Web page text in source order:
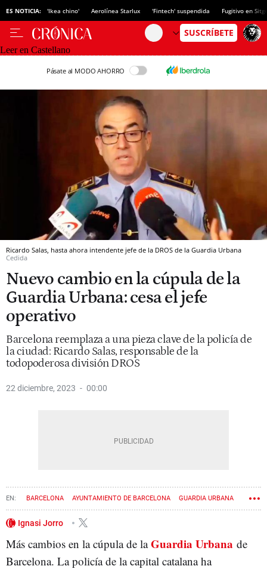
ES NOTICIA: 'Ikea chino' Aerolínea Starlux 'Fintech' suspendida Fugitivo en
Leer en Castellano
Pásate al MODO AHORRO
Ricardo Salas, hasta ahora intendente jefe de la DROS de la Guardia Urbana
Cedida
Nuevo cambio en la cúpula de la
Guardia Urbana: cesa el jefe
operativo
Barcelona reemplaza a una pieza clave de la policía de
la ciudad: Ricardo Salas, responsable de la
todopoderosa división DROS
22 diciembre, 2023 00:00
BARCELONA AYUNTAMIENTO DE BARCELONA GUARDIA URBANA
POLICÍA
Ignasi Jorro
Más cambios en la cúpula de laGuardia Urbana de
Barcelona. La policía de la capital catalana ha